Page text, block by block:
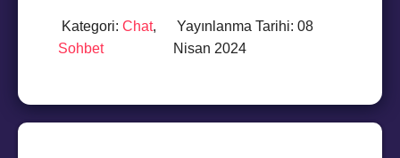
Kategori: Chat,
Sohbet
Yayınlanma Tarihi: 08
Nisan 2024